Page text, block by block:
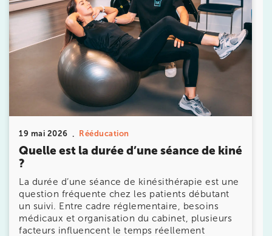
19 mai 2026 Rééducation
Quelle est la durée d’une séance de kiné
?
La durée d’une séance de kinésithérapie est une
question fréquente chez les patients débutant
un suivi. Entre cadre réglementaire, besoins
médicaux et organisation du cabinet, plusieurs
facteurs influencent le temps réellement
Prenez RDV sur
Prenez RDV sur
IK VANVES
5 Rue Monge 92170 Vanves
5 Rue Monge 92170 Vanves
Prenez RDV sur
IK SAINT-GERMAIN
199 Bd Saint-Germain 75007 Paris